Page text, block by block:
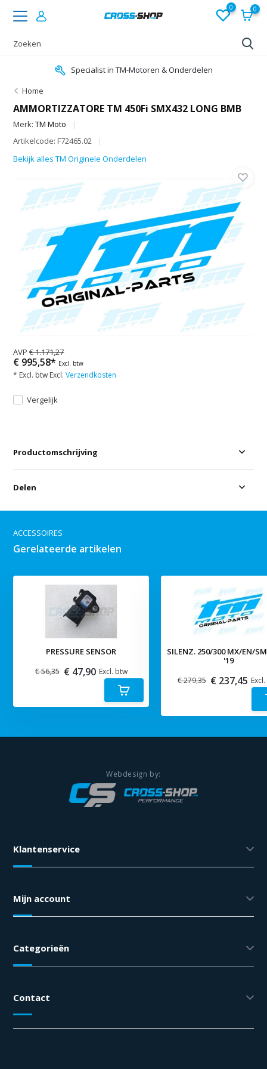
0 0
Specialist in TM-Motoren & Onderdelen
Home
AMMORTIZZATORE TM 450Fi SMX432 LONG BMB
Merk:TM Moto
Artikelcode: F72465.02
Bekijk alles TM Originele Onderdelen
AVP€ 1.171,27
€ 995,58* Excl. btw
* Excl. btw Excl.Verzendkosten
Vergelijk
Productomschrijving
Delen
ACCESSOIRES
Gerelateerde artikelen
PRESSURE SENSOR
€ 56,35 € 47,90 Excl. btw
SILENZ. 250/300 MX/EN/
'19
€ 279,35 € 237,45
Klantenservice
Mijn account
Categorieën
Contact